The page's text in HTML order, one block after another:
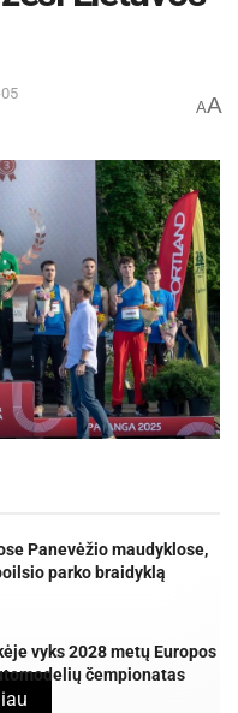
AA
Panevėžio maudyklose,
parko braidyklą
vyks 2028 metų Europos
čempionatas